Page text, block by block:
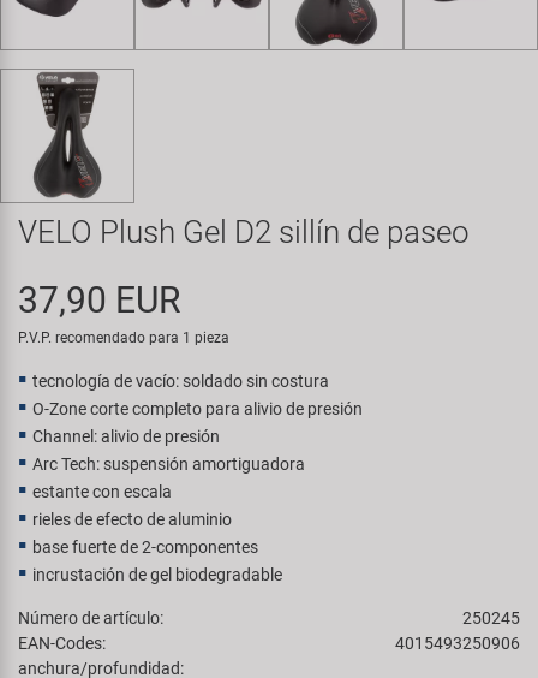
Transporte y Aparcamiento
Super B
Trail-Gator
Velo
Todas las marcas
VELO Plush Gel D2 sillín de paseo
37,90 EUR
P.V.P. recomendado para 1 pieza
tecnología de vacío: soldado sin costura
O-Zone corte completo para alivio de presión
Channel: alivio de presión
Arc Tech: suspensión amortiguadora
estante con escala
rieles de efecto de aluminio
base fuerte de 2-componentes
incrustación de gel biodegradable
Número de artículo:
250245
EAN-Codes:
4015493250906
anchura/profundidad: